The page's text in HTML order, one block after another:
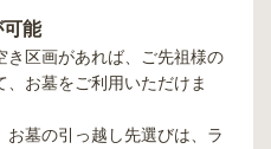
能
き区画があれば、ご先祖様の
お墓をご利用いただけま
墓の引っ越し先選びは、ラ